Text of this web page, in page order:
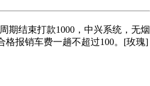
期结束打款1000，中兴系统，无烟
格报销车费一趟不超过100。[玫瑰]